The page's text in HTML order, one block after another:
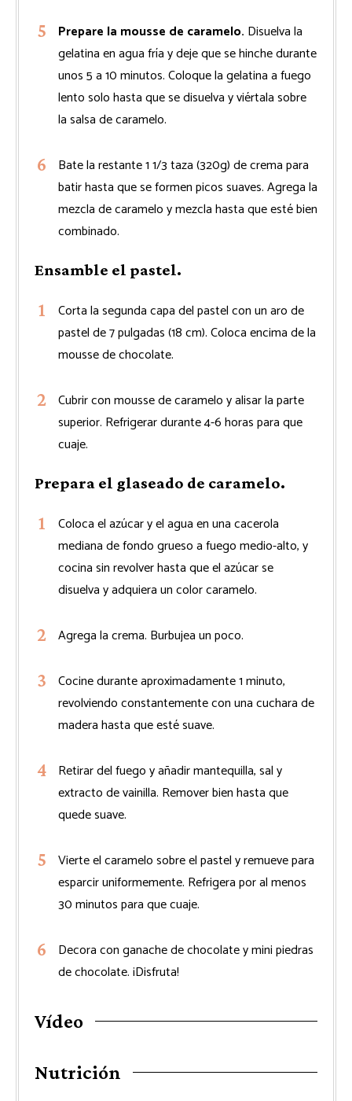
Prepare la mousse de caramelo. Disuelva la
gelatina en agua fría y deje que se hinche durante
unos 5 a 10 minutos. Coloque la gelatina a fuego
lento solo hasta que se disuelva y viértala sobre
la salsa de caramelo.
Bate la restante 1 1/3 taza (320g) de crema para
batir hasta que se formen picos suaves. Agrega la
mezcla de caramelo y mezcla hasta que esté bien
combinado.
Ensamble el pastel.
Corta la segunda capa del pastel con un aro de
pastel de 7 pulgadas (18 cm). Coloca encima de la
mousse de chocolate.
Cubrir con mousse de caramelo y alisar la parte
superior. Refrigerar durante 4-6 horas para que
cuaje.
Prepara el glaseado de caramelo.
Coloca el azúcar y el agua en una cacerola
mediana de fondo grueso a fuego medio-alto, y
cocina sin revolver hasta que el azúcar se
disuelva y adquiera un color caramelo.
Agrega la crema. Burbujea un poco.
Cocine durante aproximadamente 1 minuto,
revolviendo constantemente con una cuchara de
madera hasta que esté suave.
Retirar del fuego y añadir mantequilla, sal y
extracto de vainilla. Remover bien hasta que
quede suave.
Vierte el caramelo sobre el pastel y remueve para
esparcir uniformemente. Refrigera por al menos
30 minutos para que cuaje.
Decora con ganache de chocolate y mini piedras
de chocolate. ¡Disfruta!
Vídeo
Nutrición